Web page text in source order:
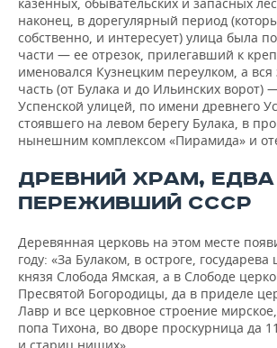
наконец, в дорегулярный период
собственно, и интересует) улица была
части — ее отрезок, прилегавший к
именовался Кузнецким переулком, а вся
часть (от Булака и до Ильинских ворот)
Успенской улицей, по имени древнего
стоявшего на левом берегу Булака, в
нынешним комплексом «Пирамида» и
ДРЕВНИЙ ХРАМ, ЕДВА
ПЕРЕЖИВШИЙ СССР
Деревянная церковь на этом месте
году: «За Булаком, в остроге,
князя Слобода Ямская, а в Слободе
Пресвятой Богородицы, да в приделе
Лавр и все церковное строение
попа Тихона, во дворе проскурница да